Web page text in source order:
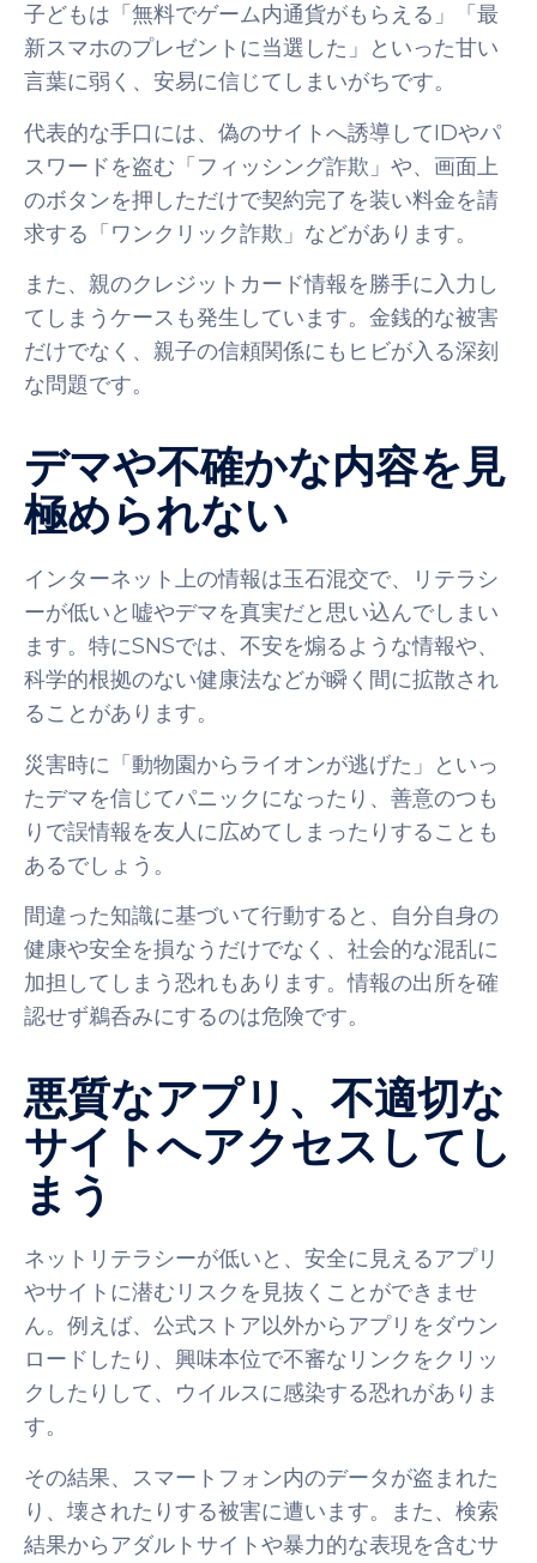
子どもは「無料でゲーム内通貨がもらえる」「最
新スマホのプレゼントに当選した」といった甘い
言葉に弱く、安易に信じてしまいがちです。
代表的な手口には、偽のサイトへ誘導してIDやパ
スワードを盗む「フィッシング詐欺」や、画面上
のボタンを押しただけで契約完了を装い料金を請
求する「ワンクリック詐欺」などがあります。
また、親のクレジットカード情報を勝手に入力し
てしまうケースも発生しています。金銭的な被害
だけでなく、親子の信頼関係にもヒビが入る深刻
な問題です。
デマや不確かな内容を見
極められない
インターネット上の情報は玉石混交で、リテラシ
ーが低いと嘘やデマを真実だと思い込んでしまい
ます。特にSNSでは、不安を煽るような情報や、
科学的根拠のない健康法などが瞬く間に拡散され
ることがあります。
災害時に「動物園からライオンが逃げた」といっ
たデマを信じてパニックになったり、善意のつも
りで誤情報を友人に広めてしまったりすることも
あるでしょう。
間違った知識に基づいて行動すると、自分自身の
健康や安全を損なうだけでなく、社会的な混乱に
加担してしまう恐れもあります。情報の出所を確
認せず鵜呑みにするのは危険です。
悪質なアプリ、不適切な
サイトへアクセスしてし
まう
ネットリテラシーが低いと、安全に見えるアプリ
やサイトに潜むリスクを見抜くことができませ
ん。例えば、公式ストア以外からアプリをダウン
ロードしたり、興味本位で不審なリンクをクリッ
クしたりして、ウイルスに感染する恐れがありま
す。
その結果、スマートフォン内のデータが盗まれた
り、壊されたりする被害に遭います。また、検索
結果からアダルトサイトや暴力的な表現を含むサ